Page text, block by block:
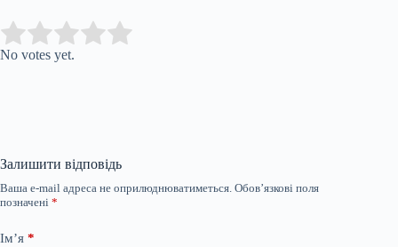
Rate this item:
No votes yet.
Залишити відповідь
Ваша e-mail адреса не оприлюднюватиметься. Обов’язкові поля
позначені *
Ім’я *